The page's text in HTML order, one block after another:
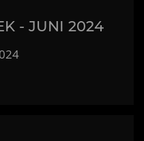
- JUNI 2024